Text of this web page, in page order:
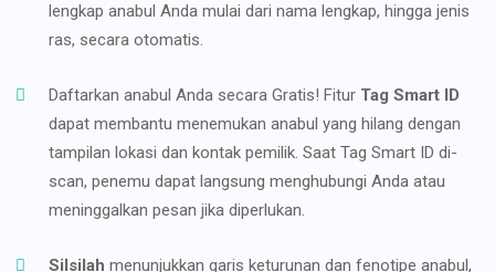
lengkap anabul Anda mulai dari nama lengkap, hingga jenis
ras, secara otomatis.
Daftarkan anabul Anda secara Gratis! Fitur Tag Smart ID
dapat membantu menemukan anabul yang hilang dengan
tampilan lokasi dan kontak pemilik. Saat Tag Smart ID di-
scan, penemu dapat langsung menghubungi Anda atau
meninggalkan pesan jika diperlukan.
Silsilah menunjukkan garis keturunan dan fenotipe anabul,